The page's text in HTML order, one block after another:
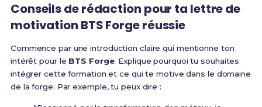
Conseils de rédaction pour ta lettre de
motivation BTS Forgeréussie
Commence par une introduction claire qui mentionne ton
intérêt pour le BTS Forge. Explique pourquoi tu souhaites
intégrer cette formation et ce qui te motive dans le domaine
de la forge. Par exemple, tu peux dire :